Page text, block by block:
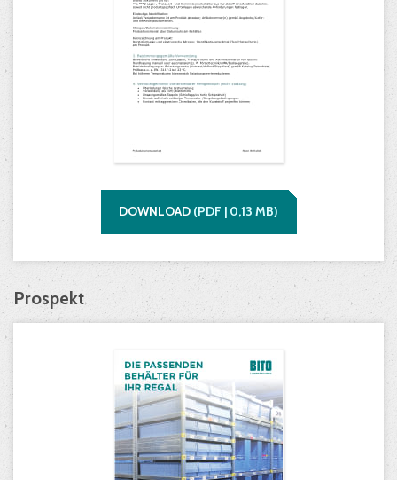
DOWNLOAD (PDF | 0,13 MB)
Prospekt